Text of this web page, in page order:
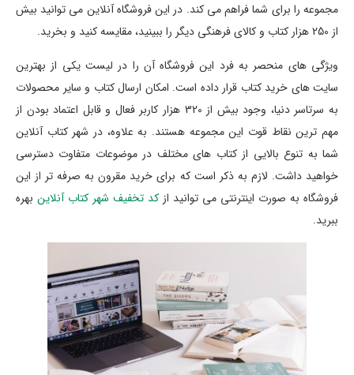
مجموعه را برای شما فراهم می کند. در این فروشگاه آنلاین می توانید بیش
از 250 هزار کتاب و کالای فرهنگی دیگر را ببینید، مقایسه کنید و بخرید.
ویژگی های منحصر به فرد این فروشگاه آن را در لیست یکی از بهترین
سایت های خرید کتاب قرار داده است. امکان ارسال کتاب و سایر محصولات
به سرتاسر دنیا، وجود بیش از 320 هزار کاربر فعال و قابل اعتماد بودن از
مهم ترین نقاط قوت این مجموعه هستند. به علاوه، در شهر کتاب آنلاین
شما به تنوع بالایی از کتاب های مختلف در موضوعات متفاوت دسترسی
خواهید داشت. لازم به ذکر است که برای خرید مقرون به صرفه تر از این
فروشگاه به صورت اینترنتی می توانید از کد تخفیف شهر کتاب آنلاین بهره
ببرید.